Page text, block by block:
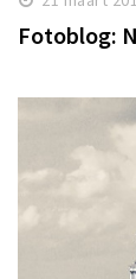
Fotoblog: